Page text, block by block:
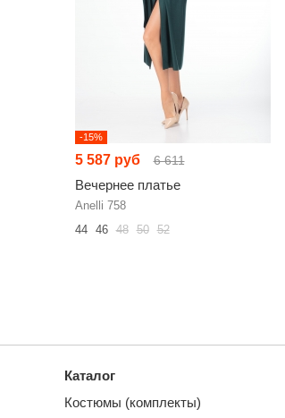
-15%
5 587 руб 6 611
Вечернее платье
Anelli 758
44
46 48 50 52
Каталог
Костюмы (комплекты)